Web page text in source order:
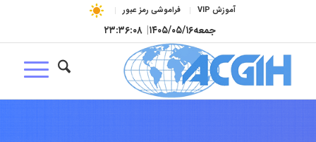
آموزش VIP فراموشی رمز عبور
جمعه۱۴۰۵/۰۵/۱۶| ۲۳:۳۶:۰۹